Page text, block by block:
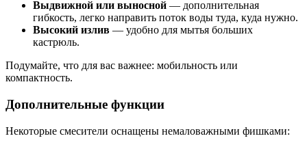
Выдвижной или выносной — дополнительная
гибкость, легко направить поток воды туда, куда нужно.
Высокий излив — удобно для мытья больших
кастрюль.
Подумайте, что для вас важнее: мобильность или
компактность.
Дополнительные функции
Некоторые смесители оснащены немаловажными фишками: